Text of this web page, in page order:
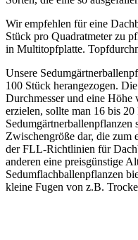
Wir empfehlen für eine
Stück pro Quadratmeter zu
in Multitopfplatte.
Unsere
100 Stück herangezogen.
Durchmesser und eine Höhe
erzielen, sollte man 16 bis
Sedumgärtnerballenpflanzen
Zwischengröße dar, die zum
der FLL-Richtlinien für
anderen eine preisgünstige
Sedumflachballenpflanzen
kleine Fugen von z.B.